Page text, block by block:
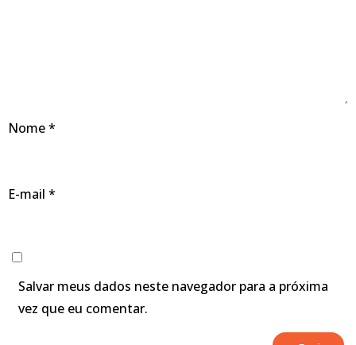
Nome*
E-mail *
Salvar meus dados neste navegador para a próxima
vez que eu comentar.